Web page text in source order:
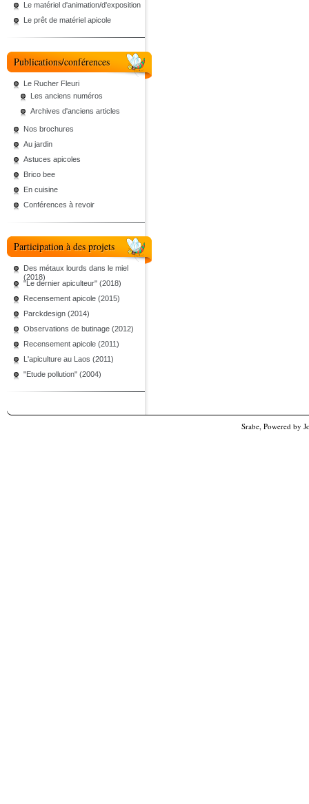
Le matériel d'animation/d'exposition
Le prêt de matériel apicole
Publications/conférences
Le Rucher Fleuri
Les anciens numéros
Archives d'anciens articles
Nos brochures
Au jardin
Astuces apicoles
Brico bee
En cuisine
Conférences à revoir
Participation à des projets
Des métaux lourds dans le miel
(2018)
"Le dernier apiculteur" (2018)
Recensement apicole (2015)
Parckdesign (2014)
Observations de butinage (2012)
Recensement apicole (2011)
L'apiculture au Laos (2011)
"Etude pollution" (2004)
Srabe, Powered by